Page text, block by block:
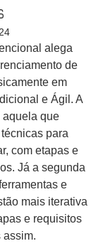
alega
de
em
e Ágil. A
aquela que
para
com etapas e
Já a segunda
e
mais iterativa
e requisitos
assim.